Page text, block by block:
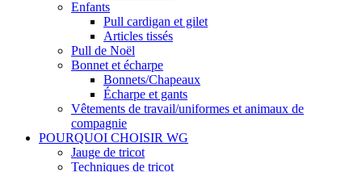
Enfants
Pull cardigan et gilet
Articles tissés
Pull de Noël
Bonnet et écharpe
Bonnets/Chapeaux
Écharpe et gants
Vêtements de travail/uniformes et animaux de
compagnie
POURQUOI CHOISIR WG
Jauge de tricot
Techniques de tricot